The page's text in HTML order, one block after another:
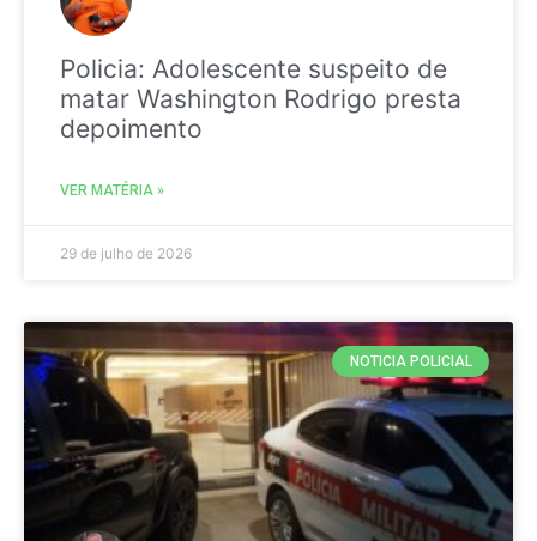
Policia: Adolescente suspeito de
matar Washington Rodrigo presta
depoimento
VER MATÉRIA »
29 de julho de 2026
NOTICIA POLICIAL